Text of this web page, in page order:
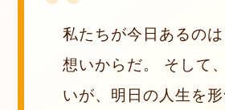
私たちが今日あるの
想いからだ。 そして
いが、明日の人生を形